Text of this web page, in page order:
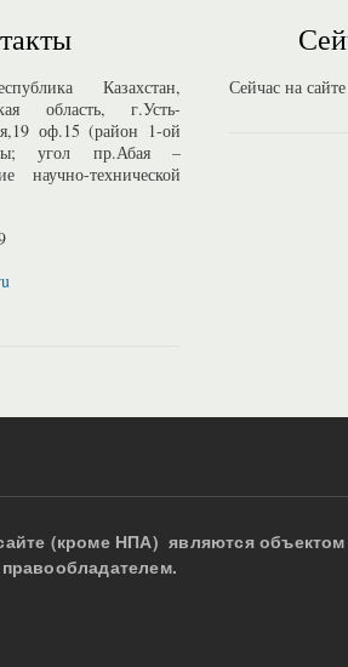
Казахстан,
область, г.Усть-
оф.15 (район 1-ой
угол пр.Абая –
научно-технической
Сейчас на
(кроме НПА) являются